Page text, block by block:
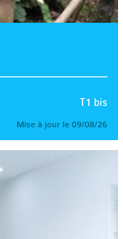
T1 bis
Mise à jour le 09/08/26